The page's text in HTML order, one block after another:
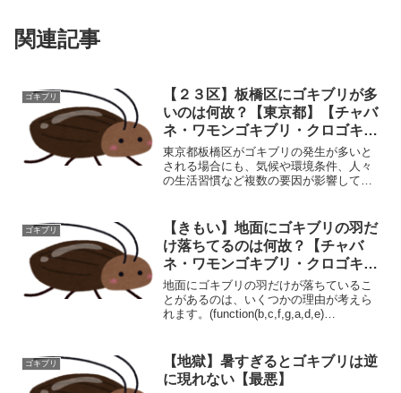
関連記事
ゴキブリ
【２３区】板橋区にゴキブリが多
いのは何故？【東京都】【チャバ
ネ・ワモンゴキブリ・クロゴキブ
リ】
東京都板橋区がゴキブリの発生が多いと
される場合にも、気候や環境条件、人々
の生活習慣など複数の要因が影響してい
密集地域: 板橋区は住宅地が多く、家屋が
密集しているため...
ゴキブリ
【きもい】地面にゴキブリの羽だ
け落ちてるのは何故？【チャバ
ネ・ワモンゴキブリ・クロゴキブ
リ】
地面にゴキブリの羽だけが落ちているこ
とがあるのは、いくつかの理由が考えら
れます。(function(b,c,f,g,a,d,e)
ゴキブリ
【地獄】暑すぎるとゴキブリは逆
に現れない【最悪】